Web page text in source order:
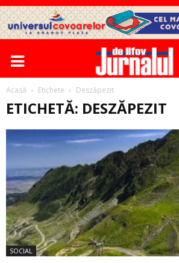
Acasă Etichete Deszăpezit
ETICHETĂ: DESZĂPEZIT
SOCIAL